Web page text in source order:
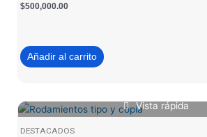
$500,000.00
Añadir al carrito
Vista rápida
DESTACADOS